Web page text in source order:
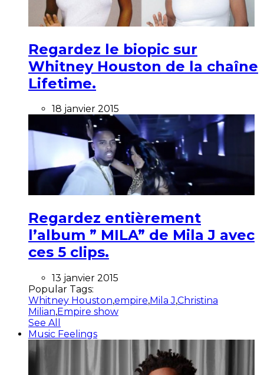
Regardez le biopic sur
Whitney Houston de la chaîne
Lifetime.
18 janvier 2015
Regardez entièrement
l’album ” MILA” de Mila J avec
ces 5 clips.
13 janvier 2015
Popular Tags:
Whitney Houston,empire,Mila J,Christina
Milian,Empire show
See All
Music Feelings